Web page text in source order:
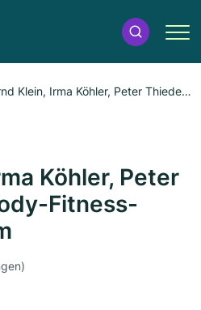
Klein, Irma Köhler, Peter Thiede
Köhler, Peter
Fitness-